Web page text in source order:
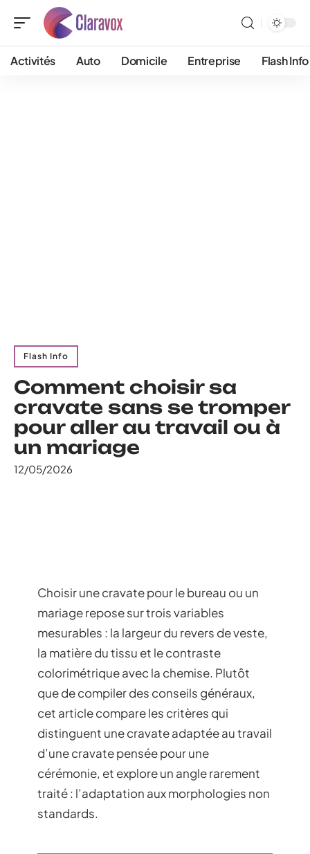
Activités Auto Domicile Entreprise Flash Info
Flash Info
Comment choisir sa
cravate sans se tromper
pour aller au travail ou à
un mariage
12/05/2026
Choisir une cravate pour le bureau ou un
mariage repose sur trois variables
mesurables : la largeur du revers de veste,
la matière du tissu et le contraste
colorimétrique avec la chemise. Plutôt
que de compiler des conseils généraux,
cet article compare les critères qui
distinguent une cravate adaptée au travail
d’une cravate pensée pour une
cérémonie, et explore un angle rarement
traité : l’adaptation aux morphologies non
standards.